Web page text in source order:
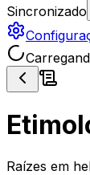
Sincronizado
Raízes em